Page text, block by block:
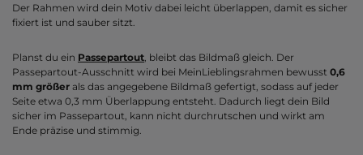
Der Rahmen wird dein Motiv dabei leicht überlappen, damit es sicher
fixiert ist und sauber sitzt.
Planst du ein Passepartout, bleibt das Bildmaß gleich. Der
Passepartout-Ausschnitt wird bei MeinLieblingsrahmen bewusst 0,6
mm größer als das angegebene Bildmaß gefertigt, sodass auf jeder
Seite etwa 0,3 mm Überlappung entsteht. Dadurch liegt dein Bild
sicher im Passepartout, kann nicht durchrutschen und wirkt am
Ende präzise und stimmig.